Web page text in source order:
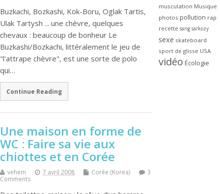
Buzkachi, Bozkashi, Kok-Boru, Oglak Tartis,
Ulak Tartysh ... une chèvre, quelques
chevaux : beaucoup de bonheur Le
Buzkashi/Bozkachi, littéralement le jeu de
"l'attrape chèvre", est une sorte de polo
qui…
Continue Reading
Une maison en forme de
WC : Faire sa vie aux
chiottes et en Corée
vehem 7 avril 2008 Corée (Korea)
3
Comments
musculation Musique
photos pollution rap
recette sang sarkozy
sexe skateboard
sport de glisse USA
vidéo Écologie